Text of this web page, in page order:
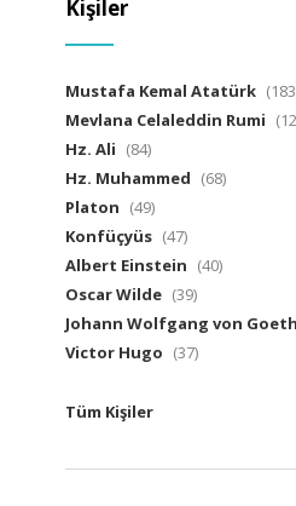
Kişiler
Mustafa Kemal Atatürk
Mevlana Celaleddin Rumi
Hz. Ali (84)
Hz. Muhammed (68)
Platon (49)
Konfüçyüs (47)
Albert Einstein (40)
Oscar Wilde (39)
Johann Wolfgang von
Victor Hugo (37)
Tüm Kişiler